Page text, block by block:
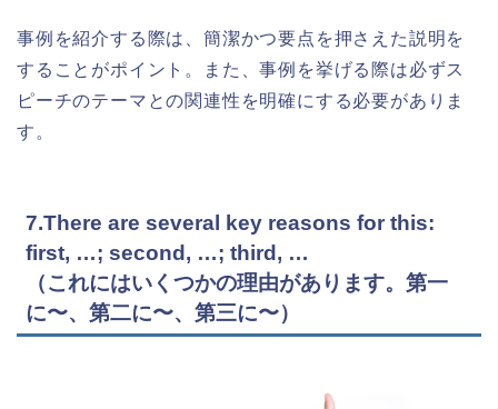
事例を紹介する際は、簡潔かつ要点を押さえた説明を
することがポイント。また、事例を挙げる際は必ずス
ピーチのテーマとの関連性を明確にする必要がありま
す。
7.There are several key reasons for this:
first, …; second, …; third, …
（これにはいくつかの理由があります。第一
に〜、第二に〜、第三に〜）